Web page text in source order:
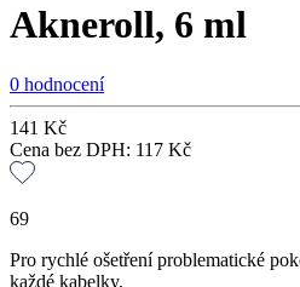
Akneroll, 6 ml
0 hodnocení
141 Kč
Cena bez DPH: 117 Kč
69
Pro rychlé ošetření problematické
každé kabelky.